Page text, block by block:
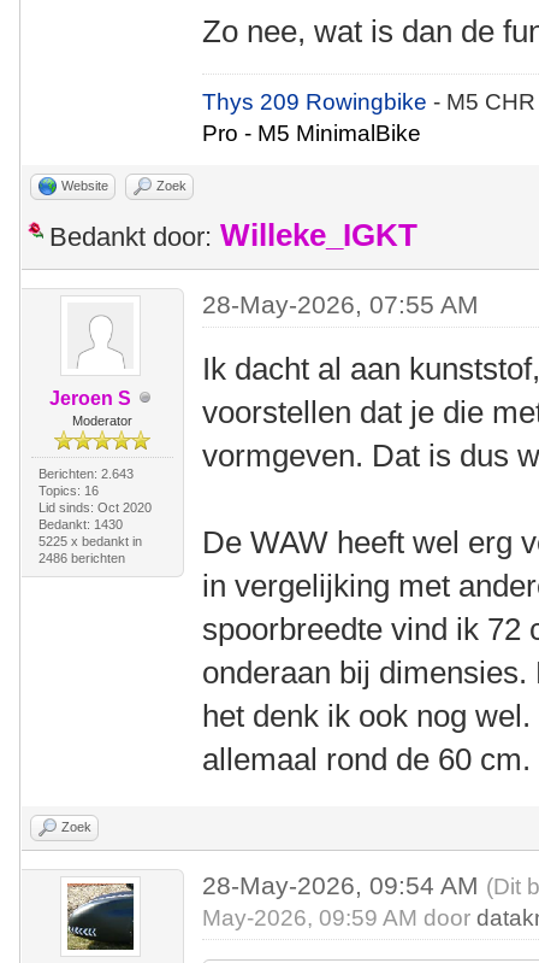
Zo nee, wat is dan de
Thys 209 Rowingbike- M5
Pro - M5 MinimalBike
Website Zoek
Bedankt door: Willeke_IGKT
Jeroen S
Moderator
Berichten: 2.643
Topics: 16
Lid sinds: Oct 2020
Bedankt: 1430
5225 x bedankt in
2486 berichten
28-May-2026, 07:55 AM
Ik dacht al aan
voorstellen dat je die
vormgeven. Dat is dus
De WAW heeft wel erg
in vergelijking met
spoorbreedte vind ik 72
onderaan bij
het denk ik ook nog
allemaal rond de 60 cm.
Zoek
28-May-2026, 09:54 AM (Dit
May-2026, 09:59 AM door